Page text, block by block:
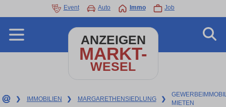
Event Auto Immo Job
ANZEIGEN
MARKT-
WESEL
❯ IMMOBILIEN ❯ MARGARETHENSIEDLUNG ❯
MIETEN